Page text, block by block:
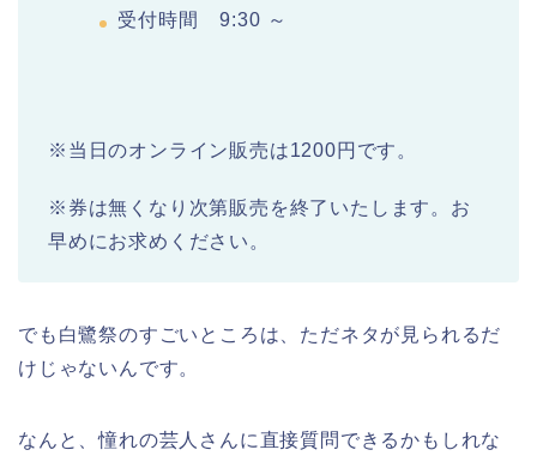
受付時間 9:30 ～
※当日のオンライン販売は1200円です。
※券は無くなり次第販売を終了いたします。お
早めにお求めください。
でも白鷺祭のすごいところは、ただネタが見られるだ
けじゃないんです。
なんと、憧れの芸人さんに直接質問できるかもしれな